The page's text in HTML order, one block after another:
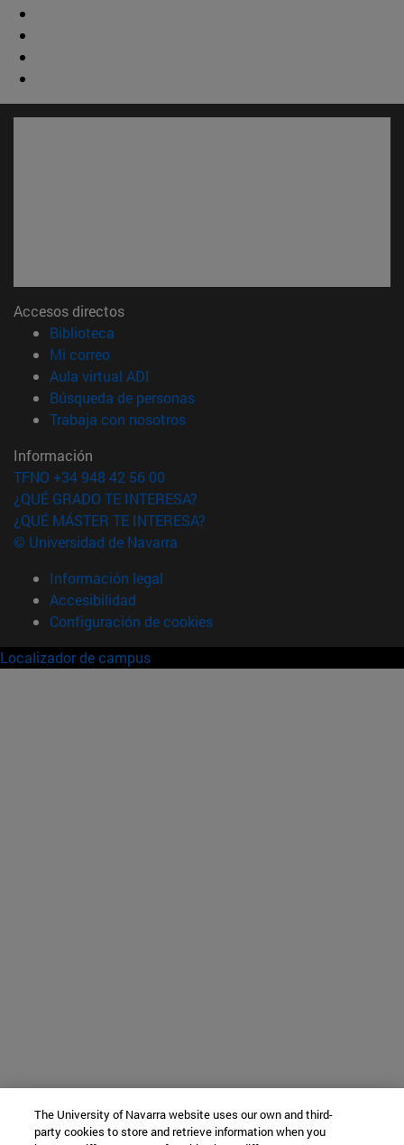
Accesos directos
Biblioteca
Mi correo(abre en nueva ventana)
Aula virtual ADI
Búsqueda de personas(abre en nueva ventana)
Trabaja con nosotros(abre en nueva ventana)
Información
TFNO +34 948 42 56 00
¿QUÉ GRADO TE INTERESA?
¿QUÉ MÁSTER TE INTERESA?
© Universidad de Navarra
Información legal
Accesibilidad
Configuración de cookies
Localizador de campus
The University of Navarra website uses our own and third-
party cookies to store and retrieve information when you